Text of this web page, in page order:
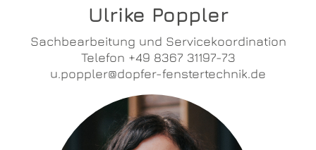
Ulrike Poppler
Sachbearbeitung und Servicekoordination
Telefon +49 8367 31197-73
u.poppler@dopfer-fenstertechnik.de